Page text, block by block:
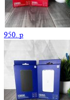
950. p